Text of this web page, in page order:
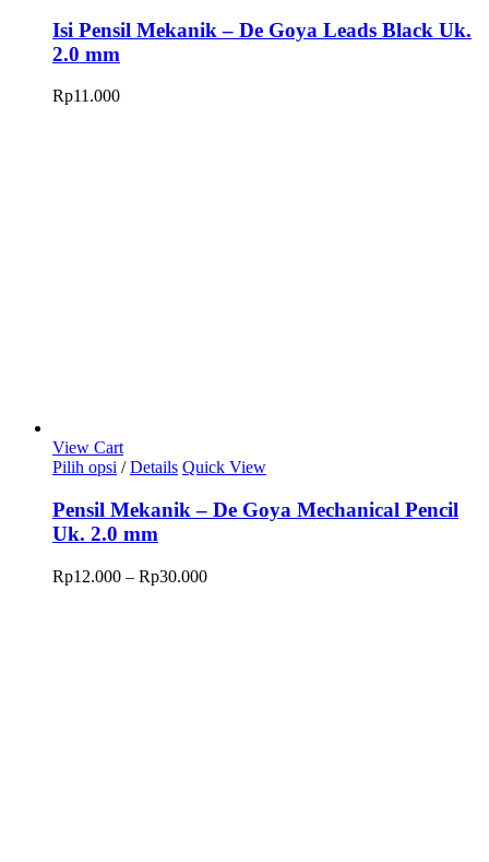
memiliki
beberapa
Isi Pensil Mekanik – De Goya Leads Black Uk.
2.0 mm
Rp11.000
View Cart
Pilih opsi Produk
memiliki
beberapa
varian.
ini
/ Details Quick View
Pensil Mekanik – De Goya Mechanical Pencil
Uk. 2.0 mm
Rp12.000 – Rp30.000Rentang